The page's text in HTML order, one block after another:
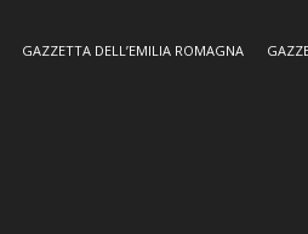
GAZZETTA DELL’EMILIA ROMAGNA